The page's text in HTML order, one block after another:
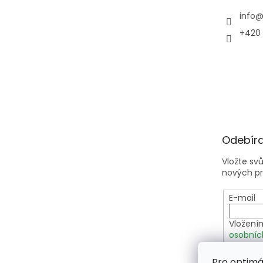
info@
+420
Vložte
nových
E-mail